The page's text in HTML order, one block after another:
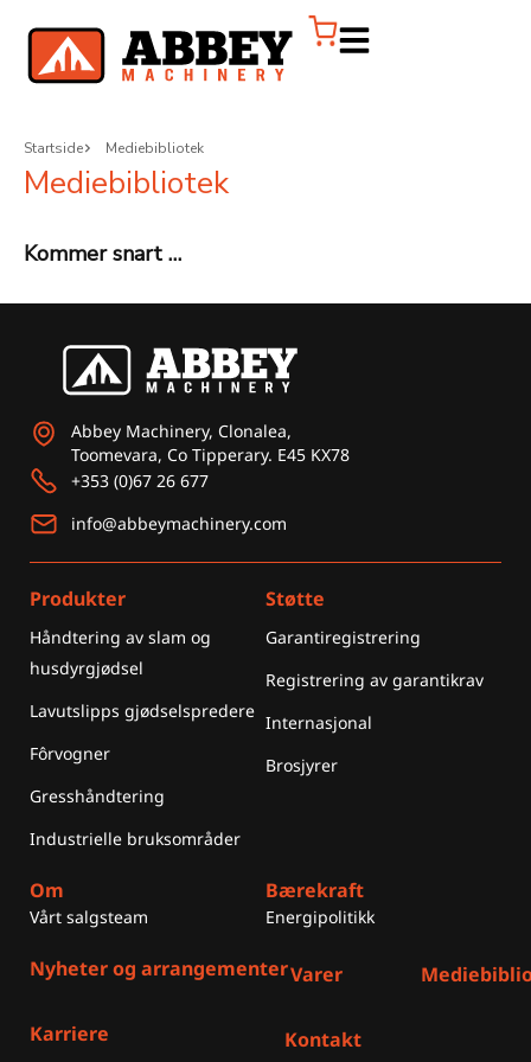
Startside Mediebibliotek
Mediebibliotek
Kommer snart …
Abbey Machinery, Clonalea,
Toomevara, Co Tipperary. E45 KX78
+353 (0)67 26 677
info@abbeymachinery.com
Produkter
Håndtering av slam og
husdyrgjødsel
Lavutslipps gjødselspredere
Fôrvogner
Gresshåndtering
Industrielle bruksområder
Støtte
Garantiregistrering
Registrering av garantikrav
Internasjonal
Brosjyrer
Om
Vårt salgsteam
Bærekraft
Energipolitikk
Nyheter og arrangementerVarer
Karriere Kontakt